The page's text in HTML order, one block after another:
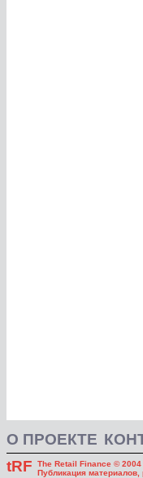
О ПРОЕКТЕ
The Retail Finance © 2004
Публикация
tRF